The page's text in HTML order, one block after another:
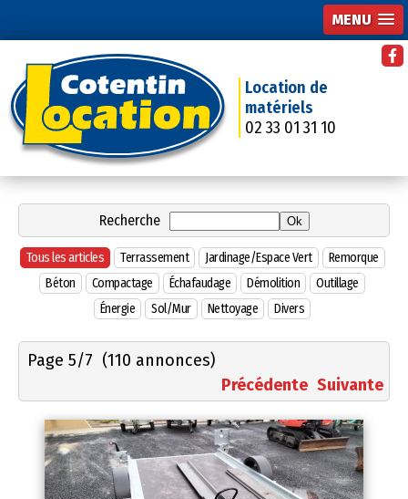
MENU
Location de
matériels
02 33 01 31 10
Tous les articles Terrassement Jardinage/Espace Vert
Remorque
Béton
Compactage Échafaudage Démolition
Outillage
Énergie
Sol/Mur Nettoyage Divers
Recherche
Page 5/7 (110 annonces)
Précédente Suivante